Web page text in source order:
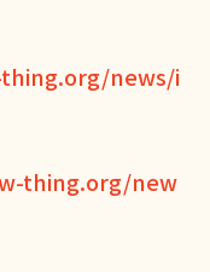
news/i
thing.org/new